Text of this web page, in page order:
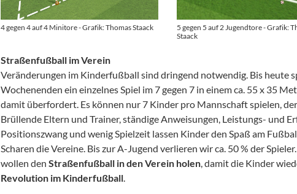
4 gegen 4 auf 4 Minitore - Grafik: Thomas Staack
5 gegen 5 auf 2 Jugendtore - Grafik:
Staack
Straßenfußball im Verein
Veränderungen im Kinderfußball sind dringend notwendig. Bis heute
Wochenenden ein einzelnes Spiel im 7 gegen 7 in einem ca. 55 x 35
damit überfordert. Es können nur 7 Kinder pro Mannschaft spielen,
Brüllende Eltern und Trainer, ständige Anweisungen, Leistungs- und
Positionszwang und wenig Spielzeit lassen Kinder den Spaß am
Scharen die Vereine. Bis zur A-Jugend verlieren wir ca. 50 % der
wollen den Straßenfußball in den Verein holen, damit die Kinder
Revolution im Kinderfußball.